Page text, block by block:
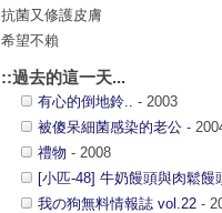
抗菌又修護皮膚
希望不賴
::過去的這一天...
有心的倒地鈴.. - 2003
被傻呆細菌感染的老公 -
禮物 - 2008
[小匹-48] 牛奶饅頭與肉鬆饅
我の狗無料情報誌 vol.22 -